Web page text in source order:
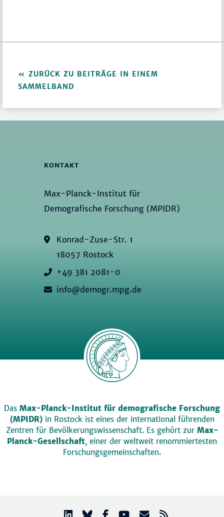
ZURÜCK ZU BEITRÄGE IN EINEM
SAMMELBAND
KONTAKT
Max-Planck-Institut für
Demografische Forschung (MPIDR)
Konrad-Zuse-Str. 1
18057 Rostock
+49 381 2081-0
info@demogr.mpg.de
Das Max-Planck-Institut für demografische Forschung
(MPIDR)in Rostock ist eines der international führenden
Zentren für Bevölkerungswissenschaft. Es gehört zur Max-
Planck-Gesellschaft, einer der weltweit renommiertesten
Forschungsgemeinschaften.